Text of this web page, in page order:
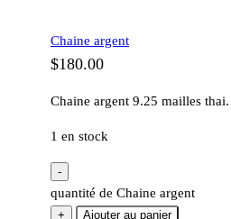
Chaine argent
$180.00
Chaine argent 9.25 mailles
1 en stock
-
quantité de Chaine argent
+ Ajouter au panier